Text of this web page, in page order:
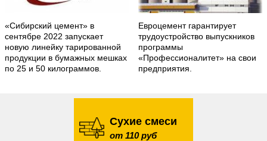
«Сибирский цемент» в
сентябре 2022 запускает
новую линейку тарированной
продукции в бумажных мешках
по 25 и 50 килограммов.
Евроцемент гарантирует
трудоустройство выпускников
программы
«Профессионалитет» на свои
предприятия.
Сухие смеси
от 110 руб